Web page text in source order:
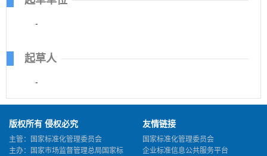
-
起草人
-
版权所有 侵权必究
主管：国家标准化管理委员会
主办：国家市场监督管理总局国家标
友情链接
国家标准化管理委员会
企业标准信息公共服务平台